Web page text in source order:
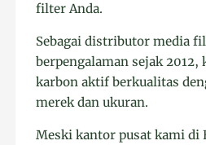
filter Anda.
Sebagai distributor media
berpengalaman sejak
karbon aktif berkualitas
merek dan ukuran.
Meski kantor pusat kami di